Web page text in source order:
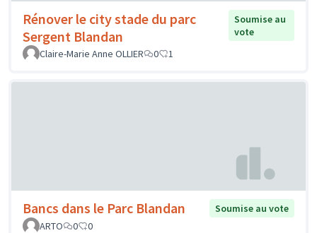
Rénover le city stade du parc
Sergent Blandan
Soumise au
vote
Claire-Marie Anne OLLIER
0 1
Bancs dans le Parc Blandan
Soumise au vote
ARTO
0 0